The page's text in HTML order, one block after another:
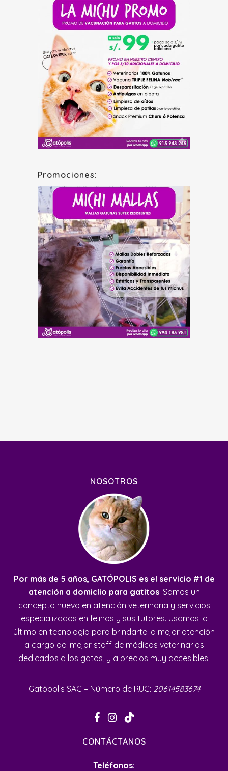
Promociones:
NOSOTROS
Por más de 5 años, GATÓPOLIS es el servicio #1 de
atención a domiclio para gatitos. Somos un
concepto nuevo en atención veterinaria y servicios
especializados en felinos y sus tutores. Usamos lo
último en tecnología para brindarte la mejor atención
a cargo del mejor staff de médicos veterinarios
dedicados a los gatos, y a precios muy accesibles.
Gatópolis SAC – Número de RUC: 20614583674
CONTÁCTANOS
Teléfonos: